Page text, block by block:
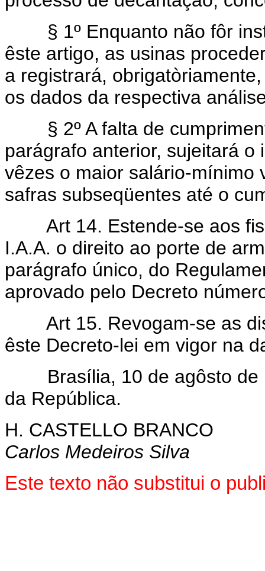
§ 1º Enquanto não fôr
êste artigo, as usinas
a registrará,
os dados da respectiva
§ 2º A falta de
parágrafo anterior, sujeitará
vêzes o maior salário-mínimo
safras subseqüentes até o
Art 14. Estende-se aos
I.A.A. o direito ao porte de
parágrafo único, do
aprovado pelo Decreto
Art 15. Revogam-se as
êste Decreto-lei em vigor na
Brasília, 10 de agôsto de
da República.
H. CASTELLO BRANCO
Carlos Medeiros Silva
Este texto não substitui o